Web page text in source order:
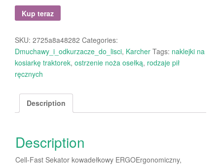
Kup teraz
SKU: 2725a8a48282 Categories:
Dmuchawy_i_odkurzacze_do_lisci, Karcher Tags: naklejki na
kosiarkę traktorek, ostrzenie noża osełką, rodzaje pił
ręcznych
Description
Description
Cell-Fast Sekator kowadełkowy ERGOErgonomiczny,